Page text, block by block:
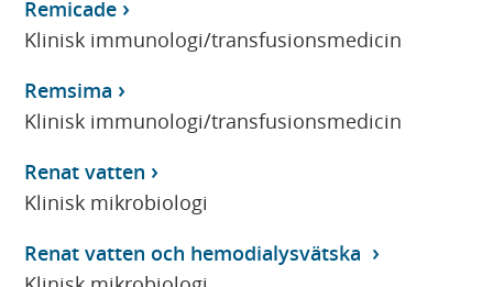
Remicade
Klinisk immunologi/transfusionsmedicin
Remsima
Klinisk immunologi/transfusionsmedicin
Renat vatten
Klinisk mikrobiologi
Renat vatten och hemodialysvätska